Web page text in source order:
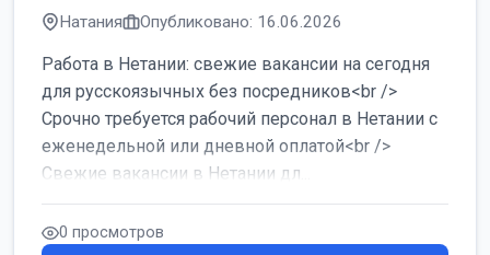
Натания Опубликовано: 16.06.2026
Работа в Нетании: свежие вакансии на сегодня
для русскоязычных без посредников<br />
Срочно требуется рабочий персонал в Нетании с
еженедельной или дневной оплатой<br />
Свежие вакансии в Нетании дл...
0 просмотров